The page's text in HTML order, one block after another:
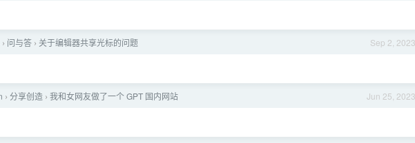
Sep 2, 2023
› 问与答 › 关于编辑器共享光标的问题
Jun 25, 2023
› 分享创造 › 我和女网友做了一个 GPT 国内网站